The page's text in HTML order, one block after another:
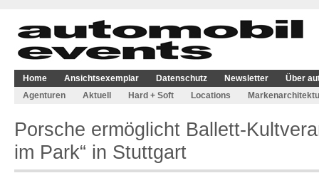
Home Ansichtsexemplar Datenschutz Newsletter
Über
Agenturen
Aktuell Hard + Soft Locations
Porsche ermöglicht Ballett-
im Park“ in Stuttgart